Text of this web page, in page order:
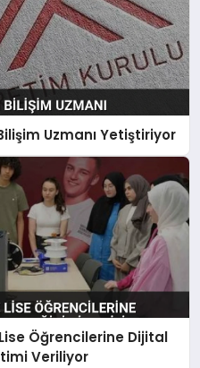
Uzmanı Yetiştiriyor
Öğrencilerine Dijital
Veriliyor